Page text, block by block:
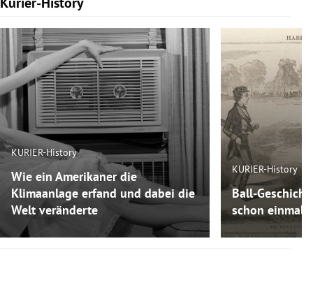
KURIER-History
Wie ein Amerikaner die
Klimaanlage erfand und dabei die
Welt veränderte
KURIER-History
Ball-
schon einmal